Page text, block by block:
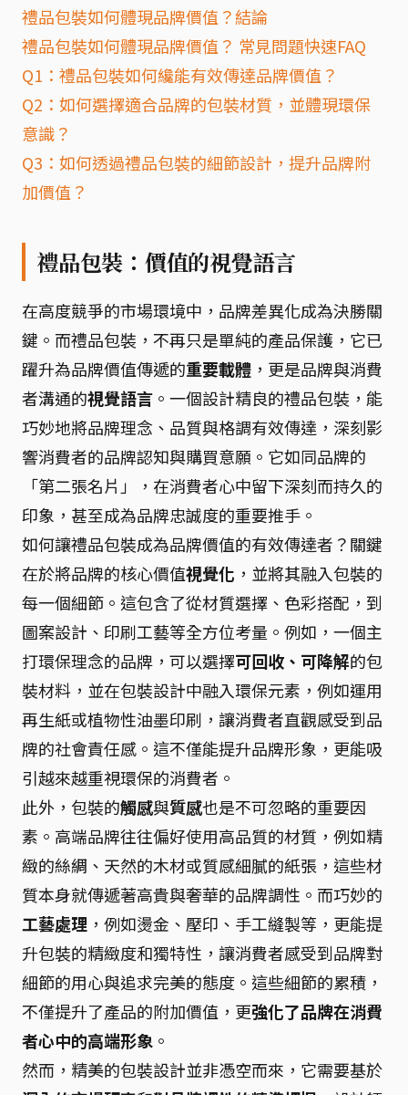
禮品包裝如何體現品牌價值？結論
禮品包裝如何體現品牌價值？ 常見問題快速FAQ
Q1：禮品包裝如何纔能有效傳達品牌價值？
Q2：如何選擇適合品牌的包裝材質，並體現環保
意識？
Q3：如何透過禮品包裝的細節設計，提升品牌附
加價值？
禮品包裝：價值的視覺語言
在高度競爭的市場環境中，品牌差異化成為決勝關
鍵。而禮品包裝，不再只是單純的產品保護，它已
躍升為品牌價值傳遞的重要載體 ，更是品牌與消費
者溝通的視覺語言 。一個設計精良的禮品包裝，能
巧妙地將品牌理念、品質與格調有效傳達，深刻影
響消費者的品牌認知與購買意願。它如同品牌的
「第二張名片」，在消費者心中留下深刻而持久的
印象，甚至成為品牌忠誠度的重要推手。
如何讓禮品包裝成為品牌價值的有效傳達者？關鍵
在於將品牌的核心價值視覺化 ，並將其融入包裝的
每一個細節。這包含了從材質選擇、色彩搭配，到
圖案設計、印刷工藝等全方位考量。例如，一個主
打環保理念的品牌，可以選擇可回收、可降解的包
裝材料，並在包裝設計中融入環保元素，例如運用
再生紙或植物性油墨印刷，讓消費者直觀感受到品
牌的社會責任感。這不僅能提升品牌形象，更能吸
引越來越重視環保的消費者。
此外，包裝的觸感與質感也是不可忽略的重要因
素。高端品牌往往偏好使用高品質的材質，例如精
緻的絲綢、天然的木材或質感細膩的紙張，這些材
質本身就傳遞著高貴與奢華的品牌調性。而巧妙的
工藝處理 ，例如燙金、壓印、手工縫製等，更能提
升包裝的精緻度和獨特性，讓消費者感受到品牌對
細節的用心與追求完美的態度。這些細節的累積，
不僅提升了產品的附加價值，更強化了品牌在消費
者心中的高端形象 。
然而，精美的包裝設計並非憑空而來，它需要基於